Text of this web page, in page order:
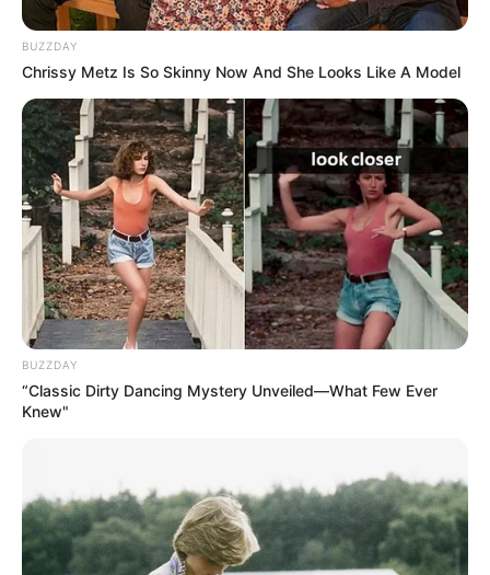
BUZZDAY
Chrissy Metz Is So Skinny Now And She Looks Like A Model
BUZZDAY
“Classic Dirty Dancing Mystery Unveiled—What Few Ever
Knew"